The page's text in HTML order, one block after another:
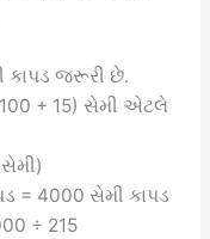
કાપડ જરૂરી છે.
+ 15) સેમી એટલે
= 4000 સેમી કાપડ
÷ 215